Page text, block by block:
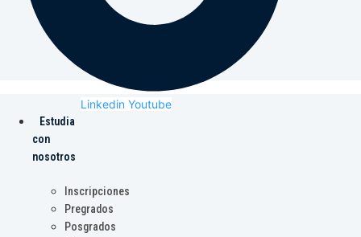
Linkedin Youtube
Estudia
con
nosotros
Inscripciones
Pregrados
Posgrados